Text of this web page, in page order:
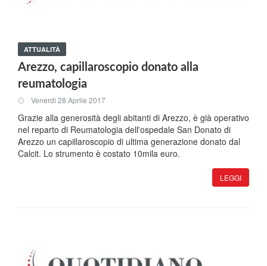
ATTUALITÀ
Arezzo, capillaroscopio donato alla
reumatologia
Venerdi 28 Aprile 2017
Grazie alla generosità degli abitanti di Arezzo, è già operativo
nel reparto di Reumatologia dell'ospedale San Donato di
Arezzo un capillaroscopio di ultima generazione donato dal
Calcit. Lo strumento è costato 10mila euro.
LEGGI